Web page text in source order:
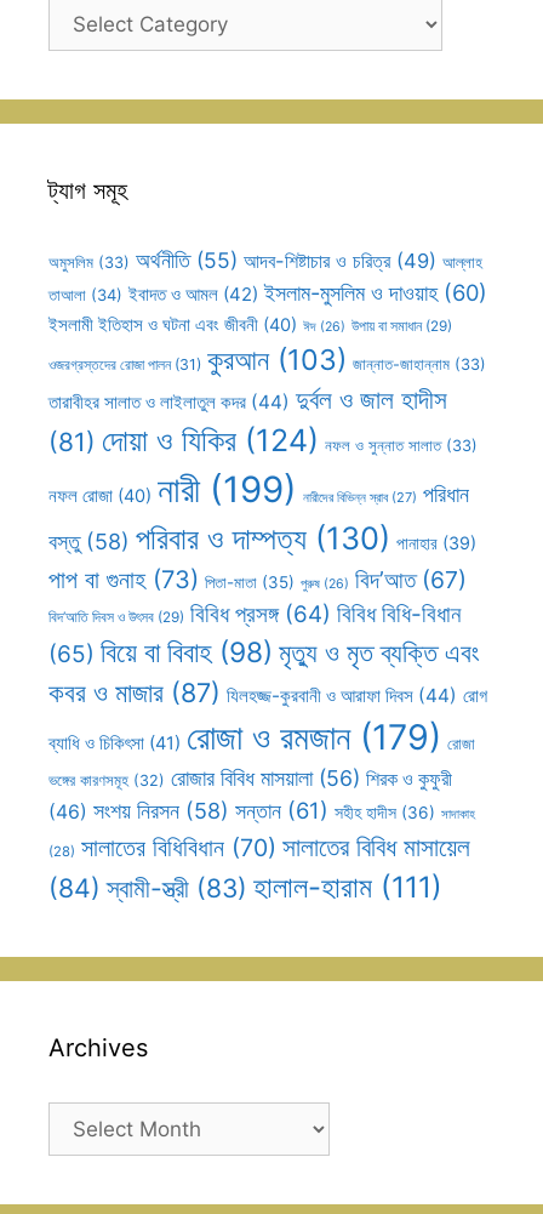
ক্যাটাগরি
ট্যাগ সমূহ
অমুসলিম (33) অর্থনীতি(55) আদব-শিষ্টাচার ও চরিত্র(49) আল্লাহ
তাআলা (34) ইবাদত ও আমল (42) ইসলাম-মুসলিম ও দাওয়াহ(60)
ইসলামী ইতিহাস ও ঘটনা এবং জীবনী (40) ঈদ (26) উপায় বা সমাধান(29)
ওজরগ্রস্তদের রোজা পালন(31) কুরআন(103) জান্নাত-জাহান্নাম (33)
তারাবীহর সালাত ও লাইলাতুল কদর (44) দুর্বল ও জাল হাদীস
(81) দোয়া ও যিকির (124) নফল ও সুন্নাত সালাত(33)
নফল রোজা (40) নারী(199) নারীদের বিভিন্ন স্রাব(27) পরিধান
বস্তু(58) পরিবার ও দাম্পত্য (130) পানাহার (39)
পাপ বা গুনাহ(73) পিতা-মাতা (35) পুরুষ (26) বিদ’আত(67)
বিদ’আতি দিবস ও উৎসব (29) বিবিধ প্রসঙ্গ(64) বিবিধ বিধি-বিধান
(65) বিয়ে বা বিবাহ (98) মৃত্যু ও মৃত ব্যক্তি এবং
কবর ও মাজার (87) যিলহজ্জ-কুরবানী ও আরাফা দিবস (44) রোগ
ব্যাধি ও চিকিৎসা (41) রোজা ও রমজান(179) রোজা
ভঙ্গের কারণসমূহ (32) রোজার বিবিধ মাসয়ালা(56) শিরক ও কুফুরী
(46) সংশয় নিরসন (58) সন্তান (61) সহীহ হাদীস (36) সাদাকাহ
(28) সালাতের বিধিবিধান (70) সালাতের বিবিধ মাসায়েল
(84) স্বামী-স্ত্রী (83) হালাল-হারাম (111)
Archives
Archives